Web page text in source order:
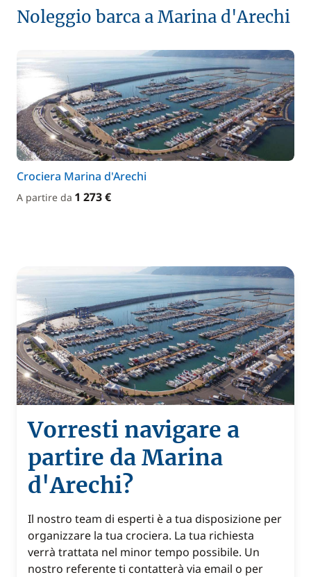
Noleggio barca a Marina d'Arechi
Crociera Marina d'Arechi
A partire da 1 273 €
Vorresti navigare a
partire da Marina
d'Arechi?
Il nostro team di esperti è a tua disposizione per
organizzare la tua crociera. La tua richiesta
verrà trattata nel minor tempo possibile. Un
nostro referente ti contatterà via email o per